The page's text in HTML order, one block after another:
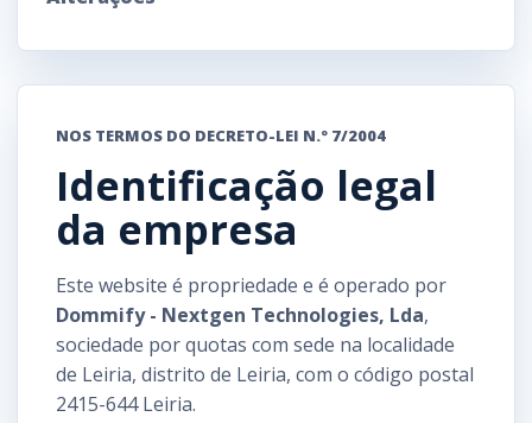
NOS TERMOS DO DECRETO-LEI N.º 7/2004
Identificação legal
da empresa
Este website é propriedade e é operado por
Dommify - Nextgen Technologies, Lda,
sociedade por quotas com sede na localidade
de Leiria, distrito de Leiria, com o código postal
2415-644 Leiria.